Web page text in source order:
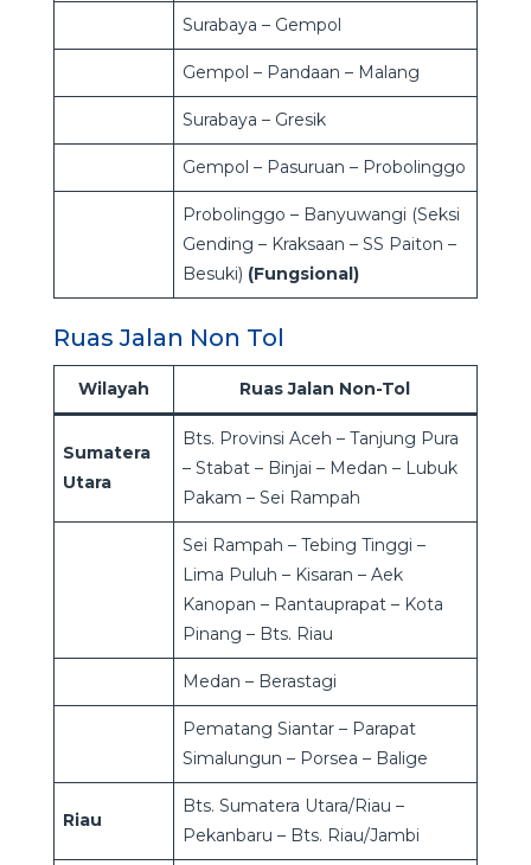
Surabaya – Gempol
Gempol – Pandaan – Malang
Surabaya – Gresik
Gempol – Pasuruan – Probolinggo
Probolinggo – Banyuwangi (Seksi
Gending – Kraksaan – SS Paiton –
Besuki) (Fungsional)
Ruas Jalan Non Tol
Wilayah Ruas Jalan Non-Tol
Sumatera
Utara
Bts. Provinsi Aceh – Tanjung Pura
– Stabat – Binjai – Medan – Lubuk
Pakam – Sei Rampah
Sei Rampah – Tebing Tinggi –
Lima Puluh – Kisaran – Aek
Kanopan – Rantauprapat – Kota
Pinang – Bts. Riau
Medan – Berastagi
Pematang Siantar – Parapat
Simalungun – Porsea – Balige
Riau
Bts. Sumatera Utara/Riau –
Pekanbaru – Bts. Riau/Jambi